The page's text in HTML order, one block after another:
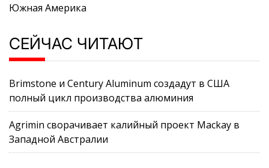
Южная Америка
СЕЙЧАС ЧИТАЮТ
Brimstone и Century Aluminum создадут в США
полный цикл производства алюминия
Agrimin сворачивает калийный проект Mackay в
Западной Австралии